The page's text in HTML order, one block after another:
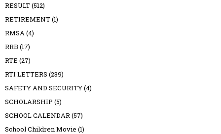
RESULT(512)
RETIREMENT(1)
RMSA(4)
RRB (17)
RTE (27)
RTI LETTERS (239)
SAFETY AND SECURITY(4)
SCHOLARSHIP (5)
SCHOOL CALENDAR(57)
School Children Movie (1)